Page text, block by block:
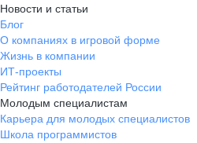
Новости и статьи
Блог
О компаниях в игровой форме
Жизнь в компании
ИТ-проекты
Рейтинг работодателей России
Молодым специалистам
Карьера для молодых специалистов
Школа программистов